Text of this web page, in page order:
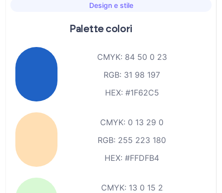
Design e stile
Palette colori
CMYK: 84 50 0 23
RGB: 31 98 197
HEX: #1F62C5
CMYK: 0 13 29 0
RGB: 255 223 180
HEX: #FFDFB4
CMYK: 13 0 15 2